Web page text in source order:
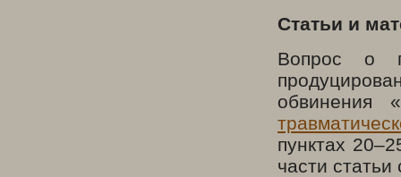
Статьи и
Вопрос о
обвинения
пунктах
части